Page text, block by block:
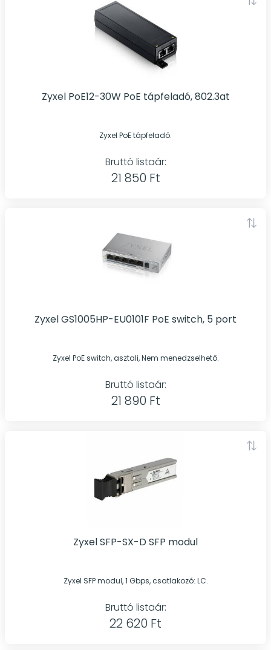
Zyxel PoE12-30W PoE tápfeladó, 802.3at
Zyxel PoE tápfeladó.
Bruttó listaár:
21 850 Ft
Zyxel GS1005HP-EU0101F PoE switch, 5 port
Zyxel PoE switch, asztali, Nem menedzselhető.
Bruttó listaár:
21 890 Ft
Zyxel SFP-SX-D SFP modul
Zyxel SFP modul, 1 Gbps, csatlakozó: LC.
Bruttó listaár:
22 620 Ft